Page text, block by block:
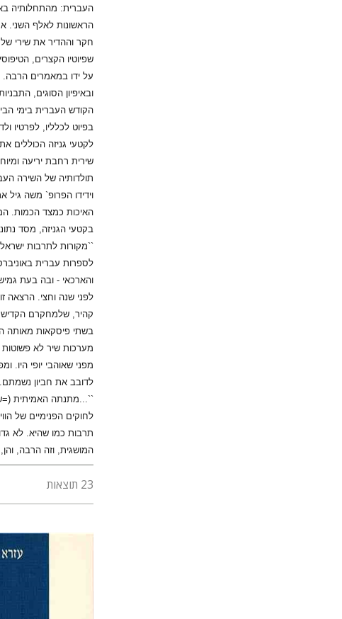
העברית: מהתחלותיה
הראשונות לאלף השני.
חקר וההדיר את שירי
שפיוטיו הקצרים,
על ידו במאמרים הרבה.
ובאיפיון הסוגים,
בפיוט לכלליו, לפרטיו
לקטעי גניזה הכוללים
שירית רחבת יריעה
תולדותיה של השירה
וידידו הפרופ` משה
בקטעי הגניזה, מסד
``מקורות לתרבות
לספרות עברית
והארכאי - ובה בעת
לפני שנה וחצי. הרצאה
קהיר, שלמחקרם הקדיש
בשתי פיסקאות מאותה
מערכות שיר לא
מפני שאוהבי יופי היו.
לדובב את חביון
``...מתנתה האמיתית
לחוקים הפנימיים של
תרבות כמו שהיא. לא
המושגית, וזה הרבה,
23 תוצאות